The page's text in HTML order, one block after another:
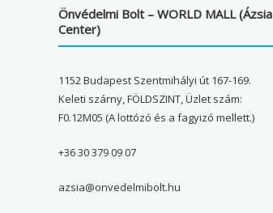
Önvédelmi Bolt – WORLD MALL (Ázsia
Center)
1152 Budapest Szentmihályi út 167-169.
Keleti szárny, FÖLDSZINT, Üzlet szám:
F0.12M05 (A lottózó és a fagyizó mellett.)
+36 30 379 09 07
azsia@onvedelmibolt.hu